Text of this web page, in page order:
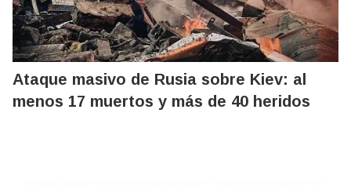
Ataque masivo de Rusia sobre Kiev: al
menos 17 muertos y más de 40 heridos